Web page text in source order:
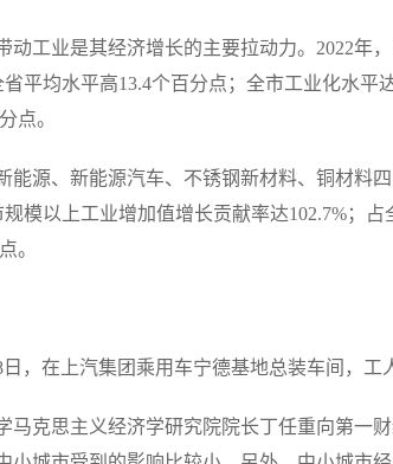
工业是其经济增长的主要拉动力。2022年，
省平均水平高13.4个百分点；全市工业化水平
点。
源、新能源汽车、不锈钢新材料、铜材料四
规模以上工业增加值增长贡献率达102.7%；
。
在上汽集团乘用车宁德基地总装车间，工
克思主义经济学研究院院长丁任重向第一财